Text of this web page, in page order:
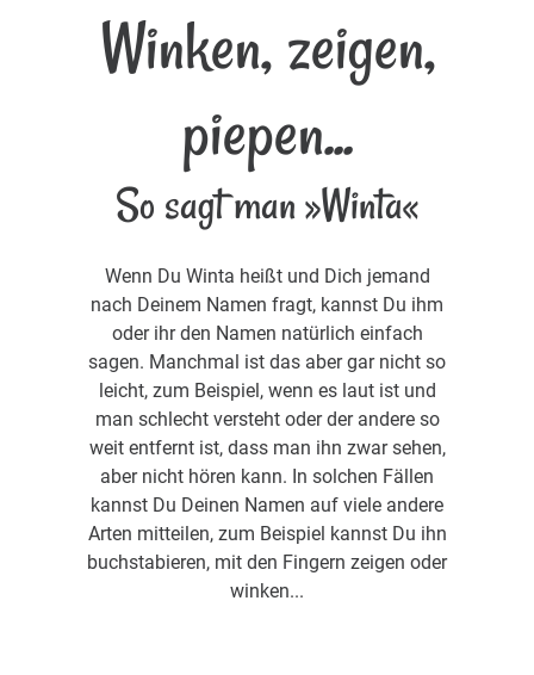
Winken, zeigen,
piepen...
So sagt man »Winta«
Wenn Du Winta heißt und Dich jemand
nach Deinem Namen fragt, kannst Du ihm
oder ihr den Namen natürlich einfach
sagen. Manchmal ist das aber gar nicht so
leicht, zum Beispiel, wenn es laut ist und
man schlecht versteht oder der andere so
weit entfernt ist, dass man ihn zwar sehen,
aber nicht hören kann. In solchen Fällen
kannst Du Deinen Namen auf viele andere
Arten mitteilen, zum Beispiel kannst Du ihn
buchstabieren, mit den Fingern zeigen oder
winken...